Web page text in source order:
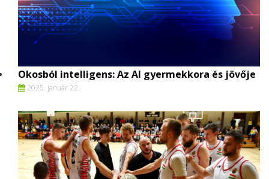
Okosból intelligens: Az AI gyermekkora és jövője
2025. január 22.